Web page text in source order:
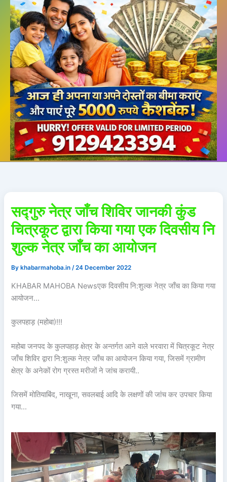
सद्गुरु नेत्र जाँच शिविर जानकी कुंड
चित्रकूट द्वारा किया गया एक दिवसीय नि
शुल्क नेत्र जाँच का आयोजन
By khabarmahoba.in/24 December 2022
KHABAR MAHOBA Newsएक दिवसीय नि:शुल्क नेत्र जाँच का किया गया
आयोजन…
कुलपहाड़ (महोबा)!!!
महोबा जनपद के कुलपहाड़ क्षेत्र के अन्तर्गत आने वाले भरवारा में चित्रकूट नेत्र
जाँच शिविर द्वारा नि:शुल्क नेत्र जाँच का आयोजन किया गया, जिसमें ग्रामीण
क्षेत्र के अनेकों रोग ग्रस्त मरीजों ने जांच करायी..
जिसमें मोतियाबिंद, नाखूना, सवलबाई आदि के लक्षणों की जांच कर उपचार किया
गया…